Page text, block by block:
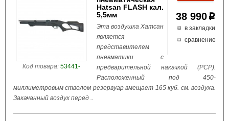
38 990 p
в закладки
сравнение
Код товара:53441-
Hatsan FLASH кал.
5,5мм
Эта воздушка Хатсан
является
представителем
пневматики с
предварительной накачкой (PCP).
Расположенный под 450-
миллиметровым стволом резервуар вмещает 165 куб. см. воздуха.
Закачанный воздух перед ..